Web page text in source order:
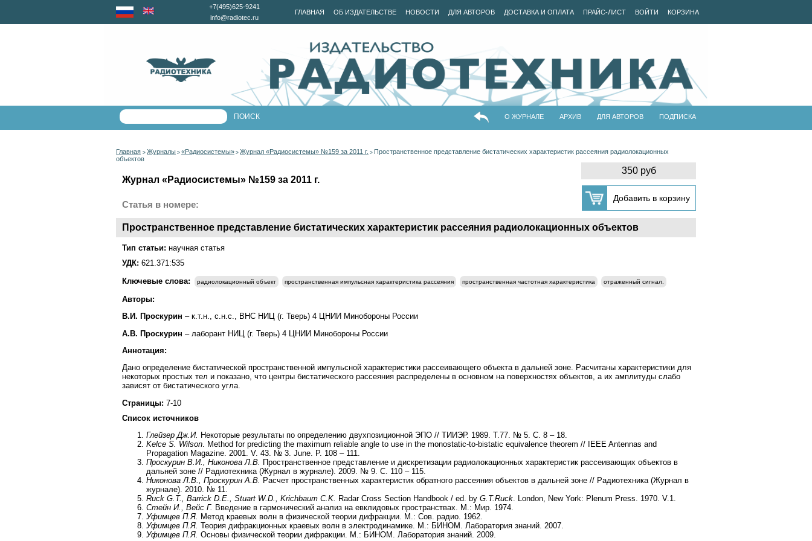
ГЛАВНАЯ ОБ ИЗДАТЕЛЬСТВЕ НОВОСТИ ДЛЯ АВТОРОВ ДОСТАВКА И ОПЛАТА ПРАЙС-ЛИСТ ВОЙТИ КОРЗИНА
+7(495)625-9241
info@radiotec.ru
О ЖУРНАЛЕ АРХИВ ДЛЯ АВТОРОВ ПОДПИСКА
Главная > Журналы > «Радиосистемы» > Журнал «Радиосистемы» №159 за 2011 г. > Пространственное представление бистатических характеристик рассеяния радиолокационных
объектов
350 руб
Журнал «Радиосистемы» №159 за 2011 г.
Статья в номере:
Пространственное представление бистатических характеристик рассеяния радиолокационных объектов
Тип статьи: научная статья
УДК: 621.371:535
Ключевые слова:
радиолокационный объект пространственная импульсная характеристика рассеяния пространственная частотная характеристика отраженный сигнал.
Авторы:
В.И. Проскурин – к.т.н., с.н.с., ВНС НИЦ (г. Тверь) 4 ЦНИИ Минобороны России
А.В. Проскурин – лаборант НИЦ (г. Тверь) 4 ЦНИИ Минобороны России
Аннотация:
Дано определение бистатической пространственной импульсной характеристики рассеивающего объекта в дальней зоне. Расчитаны характеристики для
некоторых простых тел и показано, что центры бистатического рассеяния распределены в основном на поверхностях объектов, а их амплитуды слабо
зависят от бистатического угла.
Страницы: 7-10
Список источников
Глейзер Дж.И. Некоторые результаты по определению двухпозиционной ЭПО // ТИИЭР. 1989. Т.77. № 5. С. 8 – 18.
Kelce S. Wilson . Method for predicting the maximum reliable angle to use in the monostatic-to-bistatic equivalence theorem // IEEE Antennas and
Propagation Magazine. 2001. V. 43. № 3. June. P. 108 – 111.
Проскурин В.И., Никонова Л.В.
Пространственное представление и дискретизации радиолокационных характеристик рассеивающих объектов в
дальней зоне // Радиотехника (Журнал в журнале). 2009. № 9. С. 110 – 115.
Никонова Л.В., Проскурин A.В.
Расчет пространственных характеристик обратного рассеяния объектов в дальней зоне // Радиотехника (Журнал в
журнале). 2010. № 11.
Ruck G.T., Barrick D.E., Stuart W.D., Krichbaum C.K.
Radar Cross Section Handbook / ed. by G.T.Ruck . London, New York: Plenum Press. 1970. V.1.
Стейн И., Вейс Г. Введение в гармонический анализ на евклидовых пространствах. М.: Мир. 1974.
Уфимцев П.Я.
Метод краевых волн в физической теории дифракции. М.: Сов. радио. 1962.
Уфимцев П.Я. Теория дифракционных краевых волн в электродинамике. М.: БИНОМ. Лаборатория знаний. 2007.
Уфимцев П.Я. Основы физической теории дифракции. М.: БИНОМ. Лаборатория знаний. 2009.